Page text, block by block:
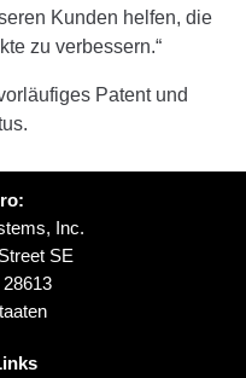
Kunden helfen, die
zu verbessern.“
Patent und
Inc.
SE